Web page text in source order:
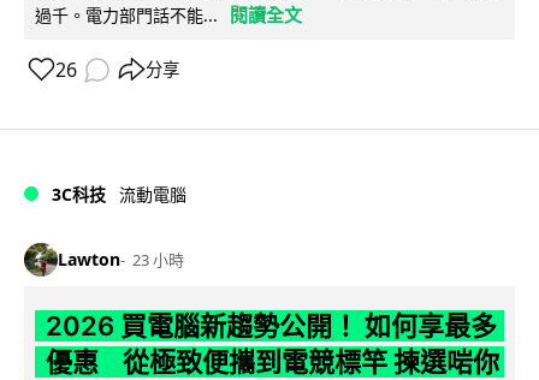
過千。電力部門話不能...
閱讀全文
26 分享
3C科技 流動電腦
Lawton 23 小時
2026 買電腦新趨勢公開！ 如何享最多
優惠 從極致便攜到電競標竿 揀選啱你